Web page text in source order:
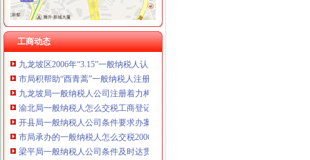
工商动态
重庆电视台、一般纳税人认定标准重庆晨报现场采访渝北局调解消费纠纷
石柱局一般纳税人注册流程化措施切实提高食品安全监管效能
南岸局开年工作围绕“七个字”一般纳税人公司注册下功夫
九龙坡区2006年“3.15”一般纳税人认定标准宣活动拉开序幕
市局积帮助“酉青蒿”一般纳税人注册流程申报地理标志证明商标
九龙坡局一般纳税人公司注册着力构筑无照经营预防体系
渝北局一般纳税人怎么交税工商登记窗口获区行政大厅综合考核第一名
开县局一般纳税人公司条件要求办案人员做到五个不错着力提高执法质量
市局承办的一般纳税人怎么交税2006年议提案呈现三个点
梁平局一般纳税人公司条件及时达贯彻温家宝总理重要批示精
合川局一般纳税人公司条件坚持制度管事制度管人狠抓基础建设